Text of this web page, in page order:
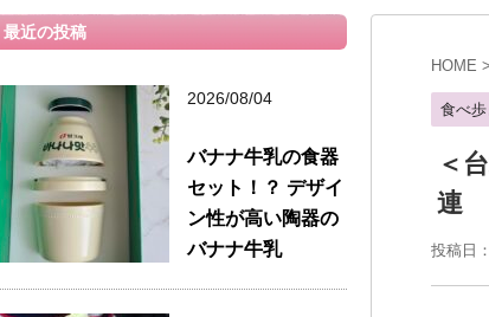
HOME >
食べ歩
＜
連
投稿日
最近の投稿
2026/08/04
バナナ牛乳の食器
セット！？ デザイ
ン性が高い陶器の
バナナ牛乳